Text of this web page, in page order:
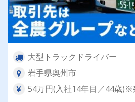
大型トラックドライバー
岩手県奥州市
54万円(入社14年目／44歳)※